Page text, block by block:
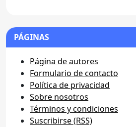
PÁGINAS
Página de autores
Formulario de contacto
Política de privacidad
Sobre nosotros
Términos y condiciones
Suscribirse (RSS)